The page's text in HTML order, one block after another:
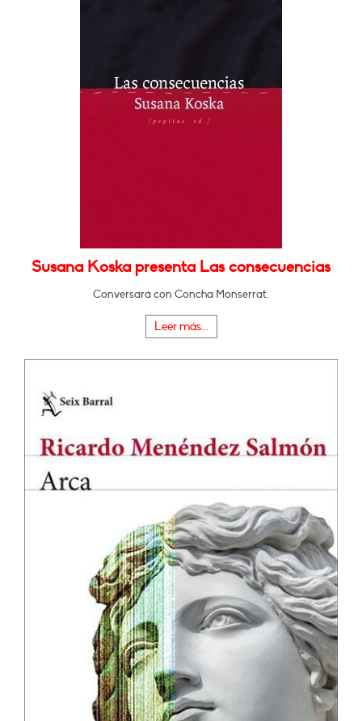
Susana Koska presenta Las consecuencias
Conversará con Concha Monserrat.
Leer más...